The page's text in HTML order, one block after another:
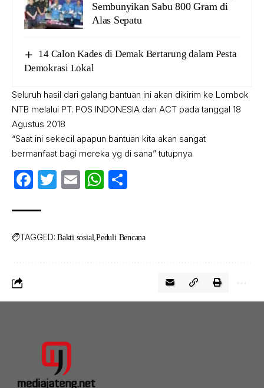
Sembunyikan Sabu 800 Gram di
Alas Sepatu
14 Calon Kades di Demak Bertarung dalam Pesta
Demokrasi Lokal
Seluruh hasil dari galang bantuan ini akan dikirim ke Lombok
NTB melalui PT. POS INDONESIA dan ACT pada tanggal 18
Agustus 2018
“Saat ini sekecil apapun bantuan kita akan sangat
bermanfaat bagi mereka yg di sana” tutupnya.
Facebook
Twitter
EmailWhatsApp
TAGGED: Bakti sosial Peduli Bencana